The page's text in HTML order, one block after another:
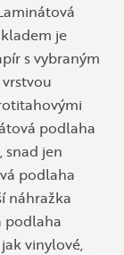
je
s vybraným
podlaha
snad jen
podlaha
náhražka
podlaha
vinylové,